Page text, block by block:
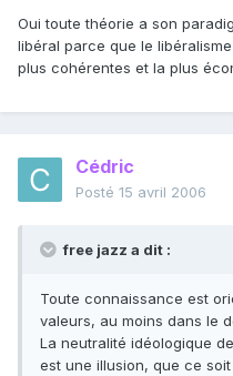
Oui toute théorie a son
libéral parce que le
plus cohérentes et la plus
Cédric
Posté 15 avril 2006
free jazz a dit :
Toute connaissance est
valeurs, au moins dans le
La neutralité idéologique
est une illusion, que ce